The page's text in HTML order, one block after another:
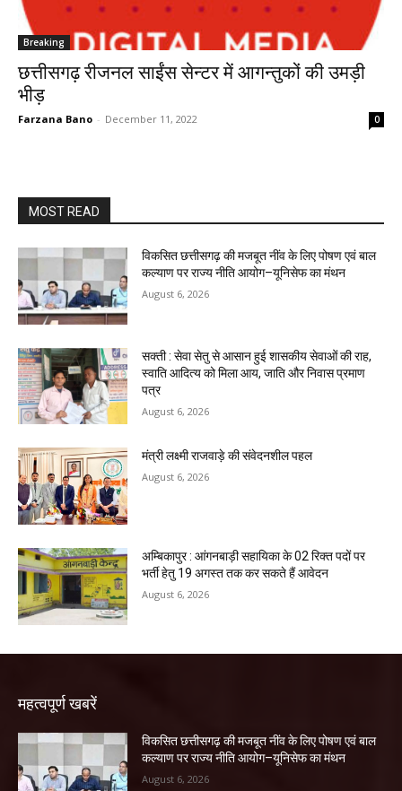
Breaking
छत्तीसगढ़ रीजनल साईंस सेन्टर में आगन्तुकों की उमड़ी
भीड़
Farzana Bano - December 11, 2022 0
MOST READ
विकसित छत्तीसगढ़ की मजबूत नींव के लिए पोषण एवं बाल
कल्याण पर राज्य नीति आयोग–यूनिसेफ का मंथन
August 6, 2026
सक्ती : सेवा सेतु से आसान हुई शासकीय सेवाओं की राह,
स्वाति आदित्य को मिला आय, जाति और निवास प्रमाण
पत्र
August 6, 2026
मंत्री लक्ष्मी राजवाड़े की संवेदनशील पहल
August 6, 2026
अम्बिकापुर : आंगनबाड़ी सहायिका के 02 रिक्त पदों पर
भर्ती हेतु 19 अगस्त तक कर सकते हैं आवेदन
August 6, 2026
महत्वपूर्ण खबरें
विकसित छत्तीसगढ़ की मजबूत नींव के लिए पोषण एवं बाल
कल्याण पर राज्य नीति आयोग–यूनिसेफ का मंथन
August 6, 2026